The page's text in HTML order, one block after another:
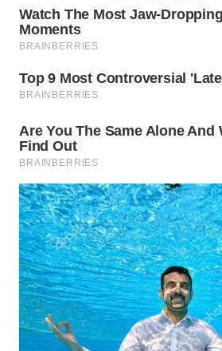
SULUT
MALUKU
MALUT
DAIRI
WN
DANAU
TOBA
WN
NIAS